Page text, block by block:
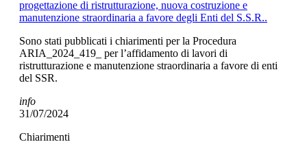
progettazione di ristrutturazione, nuova costruzione e
manutenzione straordinaria a favore degli Enti del S.S.R..
Sono stati pubblicati i chiarimenti per la Procedura
ARIA_2024_419_ per l’affidamento di lavori di
ristrutturazione e manutenzione straordinaria a favore di enti
del SSR.
info
31/07/2024
Chiarimenti